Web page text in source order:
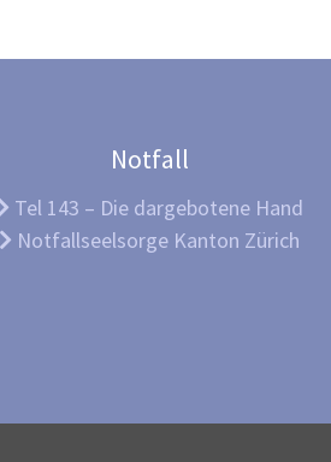
Notfall
Tel 143 – Die dargebotene Hand
Notfallseelsorge Kanton Zürich